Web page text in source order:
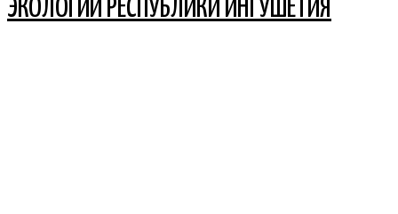
ЭКОЛОГИИ РЕСПУБЛИКИ ИНГУШЕТИЯ